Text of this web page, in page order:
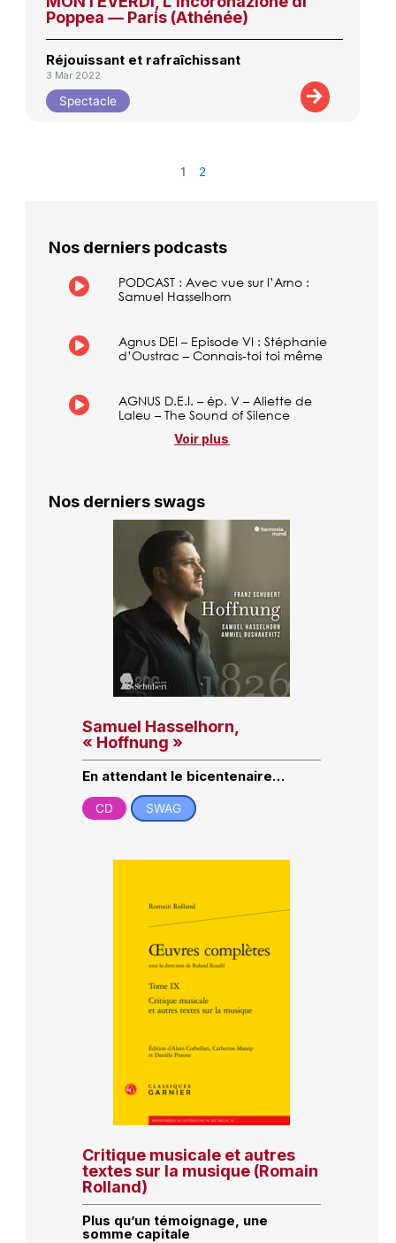
Poppea — Paris (Athénée)
Réjouissant et rafraîchissant
3 Mar 2022
Spectacle
1 2
Nos derniers podcasts
PODCAST : Avec vue sur l’Arno :
Samuel Hasselhorn
Agnus DEI – Episode VI : Stéphanie
d’Oustrac – Connais-toi toi même
AGNUS D.E.I. – ép. V – Aliette de
Laleu – The Sound of Silence
Voir plus
Nos derniers swags
Samuel Hasselhorn,
« Hoffnung »
En attendant le bicentenaire…
CD SWAG
Critique musicale et autres
textes sur la musique (Romain
Rolland)
Plus qu’un témoignage, une
somme capitale